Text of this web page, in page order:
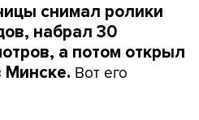
снимал ролики
набрал 30
а потом открыл
Минске. Вот его